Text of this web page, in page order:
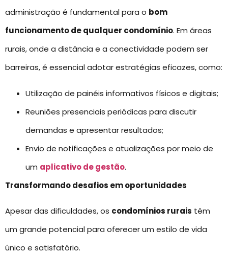
administração é fundamental para o bom
funcionamento de qualquer condomínio. Em áreas
rurais, onde a distância e a conectividade podem ser
barreiras, é essencial adotar estratégias eficazes, como:
Utilização de painéis informativos físicos e digitais;
Reuniões presenciais periódicas para discutir
demandas e apresentar resultados;
Envio de notificações e atualizações por meio de
um aplicativo de gestão.
Transformando desafios em oportunidades
Apesar das dificuldades, os condomínios rurais têm
um grande potencial para oferecer um estilo de vida
único e satisfatório.